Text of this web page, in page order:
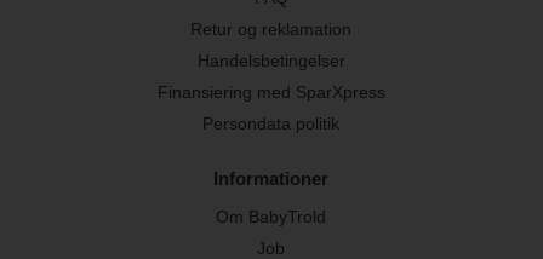
Retur og reklamation
Handelsbetingelser
Finansiering med SparXpress
Persondata politik
Informationer
Om BabyTrold
Job